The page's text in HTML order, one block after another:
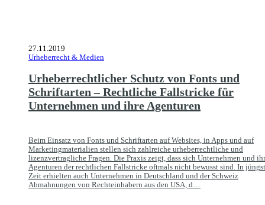
27.11.2019
Urheberrecht & Medien
Urheberrechtlicher Schutz von Fonts und
Schriftarten – Rechtliche Fallstricke für
Unternehmen und ihre Agenturen
Beim Einsatz von Fonts und Schriftarten auf Websites, in Apps und auf
Marketingmaterialien stellen sich zahlreiche urheberrechtliche und
lizenzvertragliche Fragen. Die Praxis zeigt, dass sich Unternehmen und
Agenturen der rechtlichen Fallstricke oftmals nicht bewusst sind. In
Zeit erhielten auch Unternehmen in Deutschland und der Schweiz
Abmahnungen von Rechteinhabern aus den USA, d…